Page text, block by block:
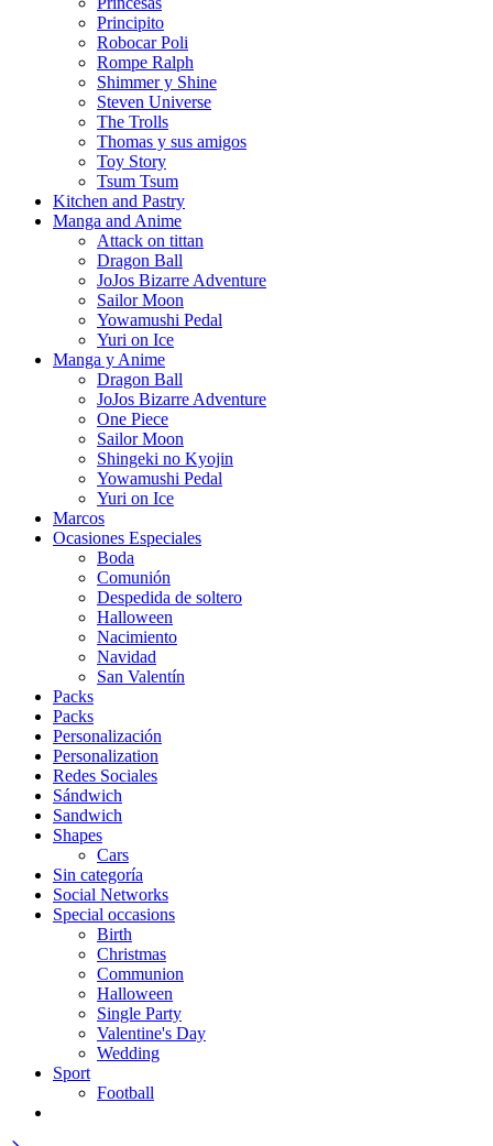
Principito
Robocar Poli
Rompe Ralph
Shimmer y Shine
Steven Universe
The Trolls
Thomas y sus amigos
Toy Story
Tsum Tsum
Kitchen and Pastry
Manga and Anime
Attack on tittan
Dragon Ball
JoJos Bizarre Adventure
Sailor Moon
Yowamushi Pedal
Yuri on Ice
Manga y Anime
Dragon Ball
JoJos Bizarre Adventure
One Piece
Sailor Moon
Shingeki no Kyojin
Yowamushi Pedal
Yuri on Ice
Marcos
Ocasiones Especiales
Boda
Comunión
Despedida de soltero
Halloween
Nacimiento
Navidad
San Valentín
Packs
Packs
Personalización
Personalization
Redes Sociales
Sándwich
Sandwich
Shapes
Cars
Sin categoría
Social Networks
Special occasions
Birth
Christmas
Communion
Halloween
Single Party
Valentine's Day
Wedding
Sport
Football